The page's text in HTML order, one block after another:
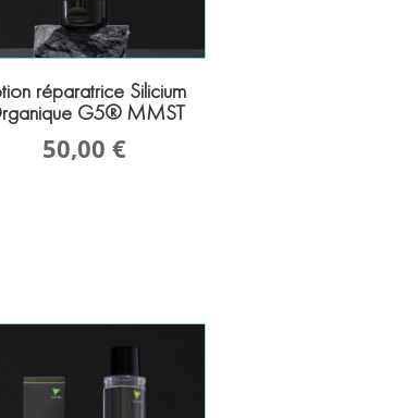
réparatrice Silicium
G5® MMST
50,00€